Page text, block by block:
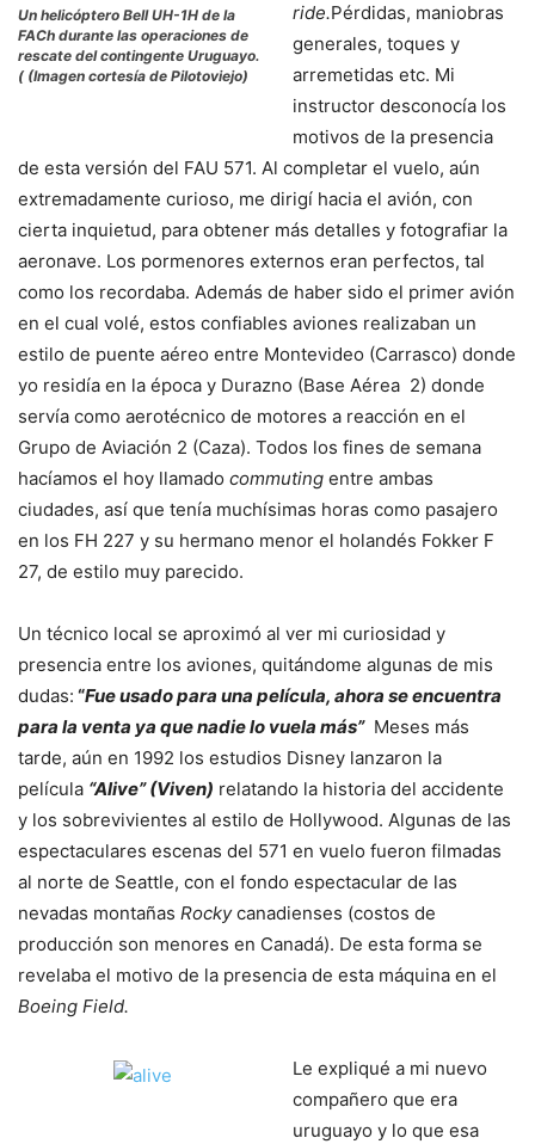
Un helicóptero Bell UH-1H de la
FACh durante las operaciones de
rescate del contingente Uruguayo.
( (Imagen cortesía de Pilotoviejo)
ride.Pérdidas, maniobras
generales, toques y
arremetidas etc. Mi
instructor desconocía los
motivos de la presencia
de esta versión del FAU 571. Al completar el vuelo, aún
extremadamente curioso, me dirigí hacia el avión, con
cierta inquietud, para obtener más detalles y fotografiar la
aeronave. Los pormenores externos eran perfectos, tal
como los recordaba. Además de haber sido el primer avión
en el cual volé, estos confiables aviones realizaban un
estilo de puente aéreo entre Montevideo (Carrasco) donde
yo residía en la época y Durazno (Base Aérea 2) donde
servía como aerotécnico de motores a reacción en el
Grupo de Aviación 2 (Caza). Todos los fines de semana
hacíamos el hoy llamado commuting entre ambas
ciudades, así que tenía muchísimas horas como pasajero
en los FH 227 y su hermano menor el holandés Fokker F
27, de estilo muy parecido.
Un técnico local se aproximó al ver mi curiosidad y
presencia entre los aviones, quitándome algunas de mis
dudas: “Fue usado para una película, ahora se encuentra
para la venta ya que nadie lo vuela más” Meses más
tarde, aún en 1992 los estudios Disney lanzaron la
película “Alive” (Viven) relatando la historia del accidente
y los sobrevivientes al estilo de Hollywood. Algunas de las
espectaculares escenas del 571 en vuelo fueron filmadas
al norte de Seattle, con el fondo espectacular de las
nevadas montañas Rockycanadienses (costos de
producción son menores en Canadá). De esta forma se
revelaba el motivo de la presencia de esta máquina en el
Boeing Field.
Le expliqué a mi nuevo
compañero que era
uruguayo y lo que esa